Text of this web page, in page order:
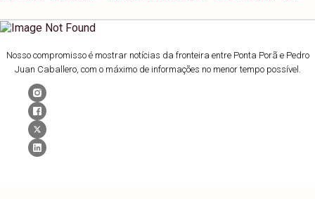
Nosso compromisso é mostrar notícias da fronteira entre Ponta Porã e Pedro
Juan Caballero, com o máximo de informações no menor tempo possível.